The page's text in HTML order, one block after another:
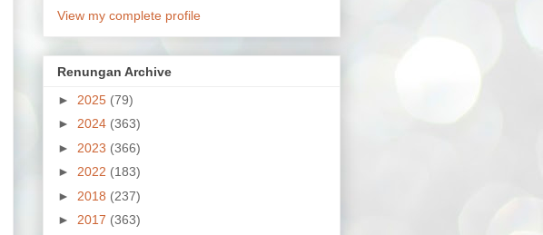
View my complete profile
Renungan Archive
► 2025 (79)
► 2024 (363)
► 2023 (366)
► 2022 (183)
► 2018 (237)
► 2017 (363)